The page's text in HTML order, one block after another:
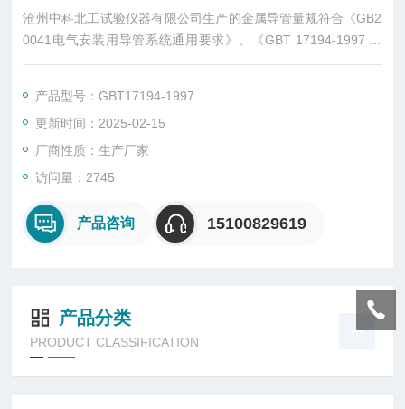
沧州中科北工试验仪器有限公司生产的金属导管量规符合《GB2
0041电气安装用导管系统通用要求》、《GBT 17194-1997 电
气导管 电气安装用导管的外径和导管与配件的螺纹》
产品型号：GBT17194-1997
更新时间：2025-02-15
厂商性质：生产厂家
访问量：2745
产品咨询 15100829619
产品分类
PRODUCT CLASSIFICATION